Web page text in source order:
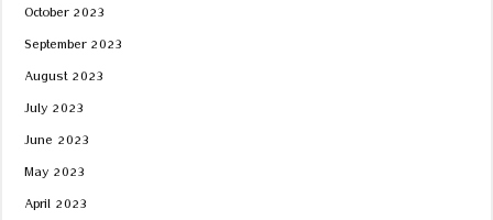
October 2023
September 2023
August 2023
July 2023
June 2023
May 2023
April 2023